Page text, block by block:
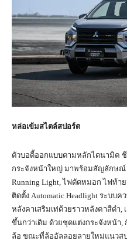
หล่อเข้มสไตล์สปอร์ต
ตัวบอดี้ออกแบบตามหลักไดนามิค
กระจังหน้าใหญ่ มาพร้อมสัญลักษณ์
Running Light, ไฟตัดหมอก ไฟท้า
ติดตั้ง Automatic Headlight ระบ
หลังคาเสริมเท่ด้วยราวหลังคาสีดำ,
ขึ้นกว่าเดิม ด้วยชุดแต่งกระจังหน้า
ล้อ ขณะที่ล้ออัลลอยลายใหม่แนวส